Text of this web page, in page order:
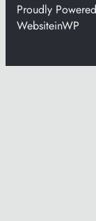
Proudly
WebsiteinWP